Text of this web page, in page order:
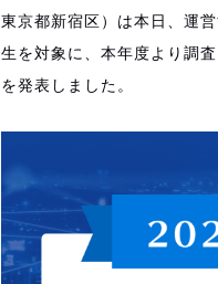
東京都新宿区）は本日、運
生を対象に、本年度より調
を発表しました。